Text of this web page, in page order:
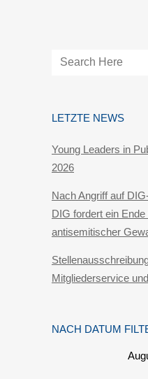
LETZTE NEWS
Young Leaders in
2026
Nach Angriff auf
DIG fordert ein
antisemitischer
Mitgliederservice
NACH DATUM